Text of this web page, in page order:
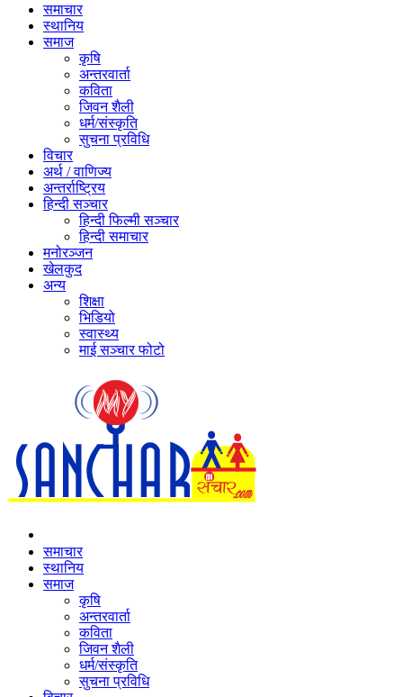
समाचार
स्थानिय
समाज
कृषि
अन्तरवार्ता
कविता
जिवन शैली
धर्म/संस्कृति
सुचना प्रविधि
विचार
अर्थ / वाणिज्य
अन्तर्राष्ट्रिय
हिन्दी सञ्‍चार
हिन्दी फिल्मी सञ्‍चार
हिन्दी समाचार
मनोरञ्‍जन
खेलकुद
अन्य
शिक्षा
भिडियो
स्वास्थ्य
माई सञ्‍चार फोटो
समाचार
स्थानिय
समाज
कृषि
अन्तरवार्ता
कविता
जिवन शैली
धर्म/संस्कृति
सुचना प्रविधि